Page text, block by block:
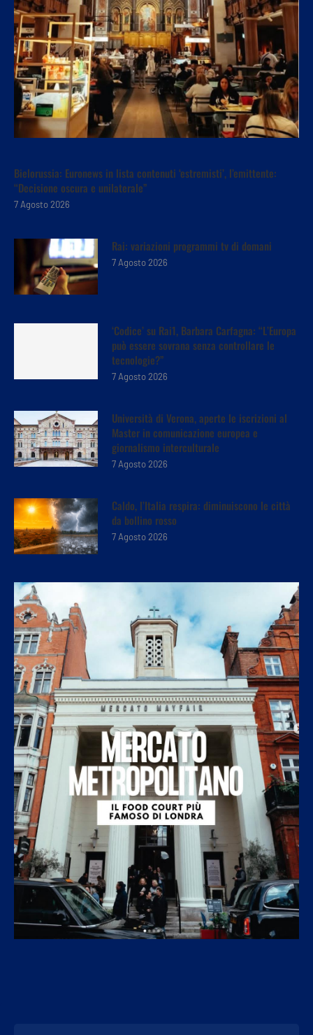
Bielorussia: Euronews in lista contenuti ‘estremisti’, l’emittente:
“Decisione oscura e unilaterale”
7 Agosto 2026
Rai: variazioni programmi tv di domani
7 Agosto 2026
‘Codice’ su Rai1, Barbara Carfagna: “L’Europa
può essere sovrana senza controllare le
tecnologie?”
7 Agosto 2026
Università di Verona, aperte le iscrizioni al
Master in comunicazione europea e
giornalismo interculturale
7 Agosto 2026
Caldo, l’Italia respira: diminuiscono le città
da bollino rosso
7 Agosto 2026